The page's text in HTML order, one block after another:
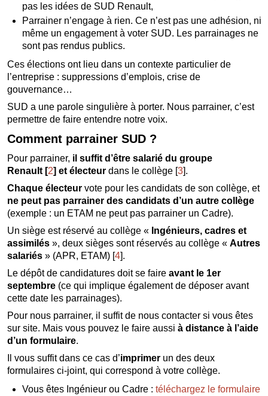
pas les idées de SUD Renault,
Parrainer n’engage à rien. Ce n’est pas une adhésion, ni
même un engagement à voter SUD. Les parrainages ne
sont pas rendus publics.
Ces élections ont lieu dans un contexte particulier de
l’entreprise : suppressions d’emplois, crise de
gouvernance…
SUD a une parole singulière à porter. Nous parrainer, c’est
permettre de faire entendre notre voix.
Comment parrainer SUD ?
Pour parrainer, il suffit d’être salarié du groupe
Renault[2] et électeurdans le collège[3].
Chaque électeurvote pour les candidats de son collège, et
ne peut pas parrainer des candidats d’un autre collège
(exemple : un ETAM ne peut pas parrainer un Cadre).
Un siège est réservé au collège « Ingénieurs, cadres et
assimilés», deux sièges sont réservés au collège « Autres
salariés» (APR, ETAM)[4].
Le dépôt de candidatures doit se faire avant le 1er
septembre(ce qui implique également de déposer avant
cette date les parrainages).
Pour nous parrainer, il suffit de nous contacter si vous êtes
sur site. Mais vous pouvez le faire aussi à distance à l’aide
d’un formulaire.
Il vous suffit dans ce cas d’imprimerun des deux
formulaires ci-joint, qui correspond à votre collège.
Vous êtes Ingénieur ou Cadre : téléchargez le formulaire